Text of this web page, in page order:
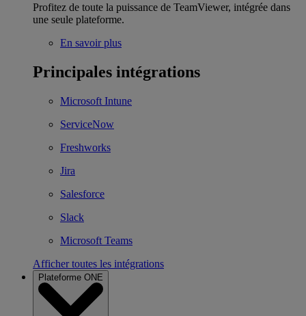
Profitez de toute la puissance de TeamViewer, intégrée dans
une seule plateforme.
En savoir plus
Principales intégrations
Microsoft Intune
ServiceNow
Freshworks
Jira
Salesforce
Slack
Microsoft Teams
Afficher toutes les intégrations
Plateforme ONE